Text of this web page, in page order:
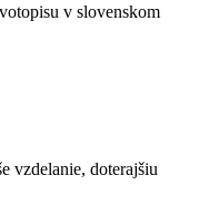
v slovenskom
vzdelanie, doterajšiu